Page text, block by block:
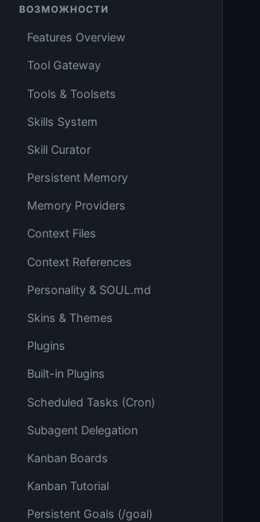
ВОЗМОЖНОСТИ
Features Overview
Tool Gateway
Tools & Toolsets
Skills System
Skill Curator
Persistent Memory
Memory Providers
Context Files
Context References
Personality & SOUL.md
Skins & Themes
Plugins
Built-in Plugins
Scheduled Tasks (Cron)
Subagent Delegation
Kanban Boards
Kanban Tutorial
Persistent Goals (/goal)